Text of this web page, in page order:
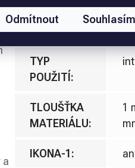
Odmítnout Souhlasím
a
ROZMĚR
TYP
POUŽITÍ:
TLOUŠŤKA
MATERIÁLU:
1
IKONA-1: